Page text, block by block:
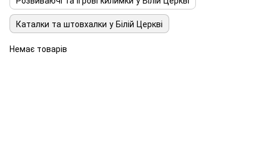
Каталки та штовхалки у Білій Церкві
Немає товарів